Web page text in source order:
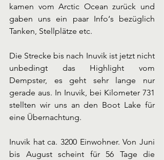
kamen vom Arctic Ocean zurück und
gaben uns ein paar Info‘s bezüglich
Tanken, Stellplätze etc.
Die Strecke bis nach Inuvik ist jetzt nicht
unbedingt das Highlight vom
Dempster, es geht sehr lange nur
gerade aus. In Inuvik, bei Kilometer 731
stellten wir uns an den Boot Lake für
eine Übernachtung.
Inuvik hat ca. 3200 Einwohner. Von Juni
bis August scheint für 56 Tage die